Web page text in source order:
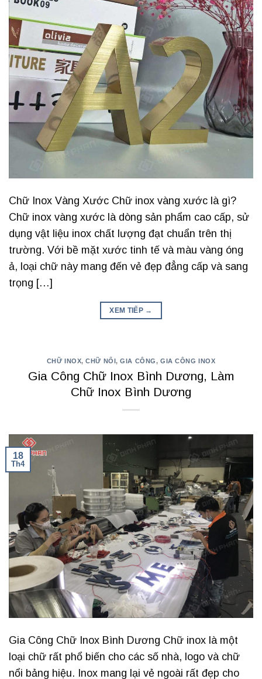
Chữ Inox Vàng Xước Chữ inox vàng xước là gì?
Chữ inox vàng xước là dòng sản phẩm cao cấp, sử
dụng vật liệu inox chất lượng đạt chuẩn trên thị
trường. Với bề mặt xước tinh tế và màu vàng óng
ả, loại chữ này mang đến vẻ đẹp đẳng cấp và sang
trọng […]
XEM TIẾP →
CHỮ INOX,CHỮ NỔI,GIA CÔNG, GIA CÔNG INOX
Gia Công Chữ Inox Bình Dương, Làm
Chữ Inox Bình Dương
18
Th4
Gia Công Chữ Inox Bình Dương Chữ inox là một
loại chữ rất phổ biến cho các số nhà, logo và chữ
nổi bảng hiệu. Inox mang lại vẻ ngoài rất đẹp cho